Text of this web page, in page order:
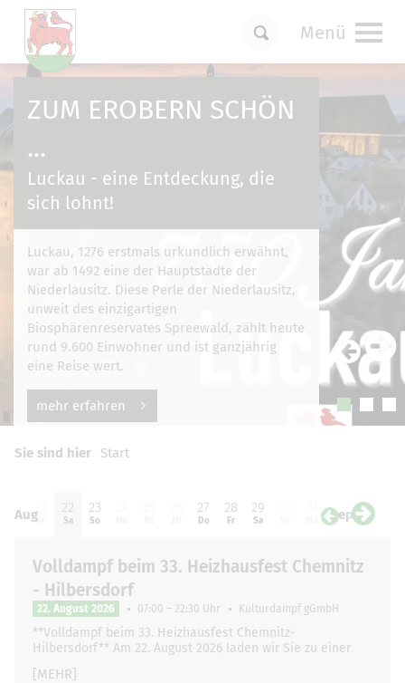
Menü
ZUM EROBERN SCHÖN
...
Luckau - eine Entdeckung, die
sich lohnt!
Luckau, 1276 erstmals urkundlich erwähnt,
war ab 1492 eine der Hauptstädte der
Niederlausitz. Diese Perle der Niederlausitz,
unweit des einzigartigen
Biosphärenreservates Spreewald, zählt heute
rund 9.600 Einwohner und ist ganzjährig
eine Reise wert.
mehr erfahren
Sie sind hier Start
20
Do
21
Fr
22
Sa
23
So
27
Do
28
Fr
29
Sa Sep 01
Di
Aug
Volldampf beim 33. Heizhausfest Chemnitz
- Hilbersdorf
22. August 2026 07:00 – 22:30 Uhr Kulturdampf gGmbH
**Volldampf beim 33. Heizhausfest Chemnitz-
Hilbersdorf** Am 22. August 2026 laden wir Sie zu einer
[MEHR]
Um Einstellungen zur Barrierefreiheit
für funktionale Cookiesin den Cookie-